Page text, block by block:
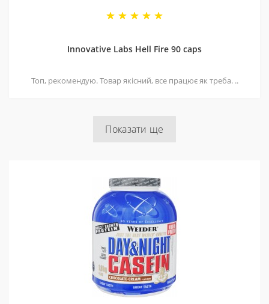
Innovative Labs Hell Fire 90 caps
Топ, рекомендую. Товар якісний, все працює як треба. ..
Показати ще